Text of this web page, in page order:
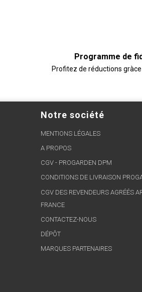
Programme de
Profitez de réductions
Notre société
MENTIONS LÉGALES
A PROPOS
CGV - PROGARDEN DPM
CONDITIONS DE LIVRAISON
CGV DES REVENDEURS AGRÉÉS
FRANCE
CONTACTEZ-NOUS
DÉPÔT
MARQUES PARTENAIRES